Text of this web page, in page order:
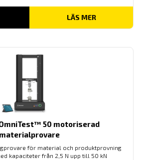
LÄS MER
50 motoriserad
materialprovare
för material och produktprovning
kapaciteter från 2,5 N upp till 50 kN